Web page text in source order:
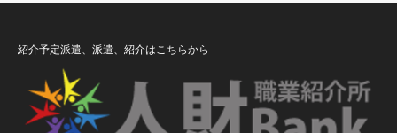
紹介予定派遣、派遣、紹介はこちらから